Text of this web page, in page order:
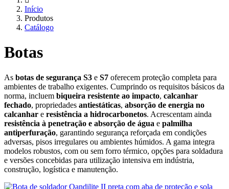
Início
Produtos
Catálogo
Botas
As botas de segurança S3 e S7 oferecem proteção completa para
ambientes de trabalho exigentes. Cumprindo os requisitos básicos da
norma, incluem biqueira resistente ao impacto, calcanhar
fechado, propriedades antiestáticas, absorção de energia no
calcanhar e resistência a hidrocarbonetos. Acrescentam ainda
resistência à penetração e absorção de água e palmilha
antiperfuração, garantindo segurança reforçada em condições
adversas, pisos irregulares ou ambientes húmidos. A gama integra
modelos robustos, com ou sem forro térmico, opções para soldadura
e versões concebidas para utilização intensiva em indústria,
construção, logística e manutenção.